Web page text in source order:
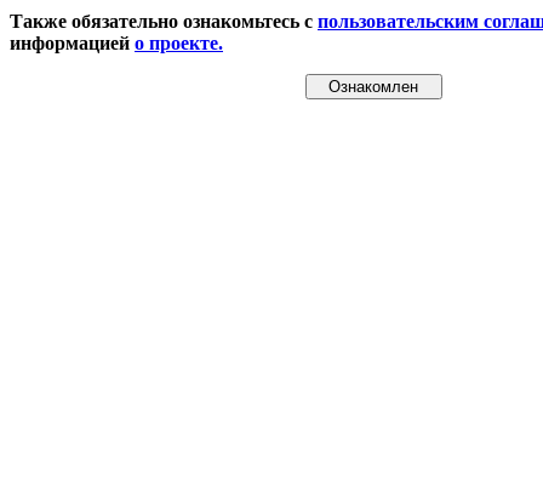
Также обязательно ознакомьтесь с пользовательским
информацией о проекте.
Ознакомлен